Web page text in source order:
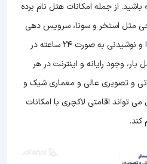
باشید. از جمله امکانات هتل نام برده
مثل استخر و سونا، سرویس دهی
عالی به اتاق ها، امکان سرو غذا و نوشیدنی به صورت 24 ساعته در
ساعته، حمل بار، وجود رایانه و اینترنت در هر
و تصویری عالی و معماری شیک و
تواند اقامتی لاکچری با امکانات
کند.